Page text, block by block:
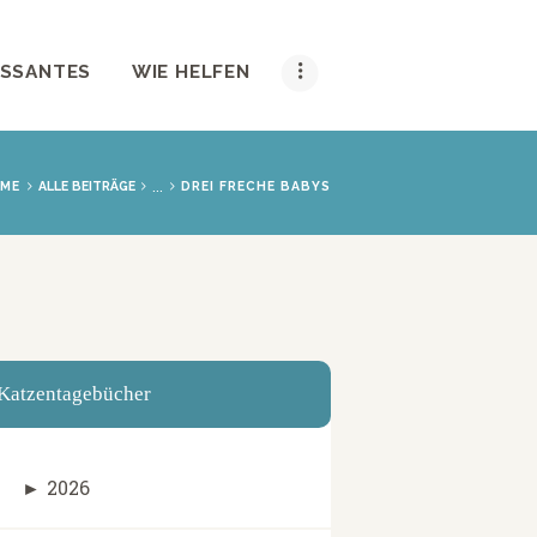
WIE HELFEN
ALLE BEITRÄGE ... DREI FRECHE BABYS
► 2026